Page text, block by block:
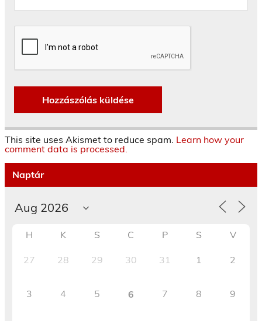
This site uses Akismet to reduce spam. Learn how your
comment data is processed.
Naptár
H K S C P S V
27 28 29 30 31 1 2
3 4 5 6 7 8 9